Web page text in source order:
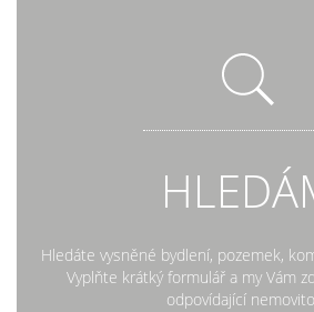
Hledáte vysněné bydlení, pozemek,
Vyplňte krátký formulář a my Vám
odpovídající